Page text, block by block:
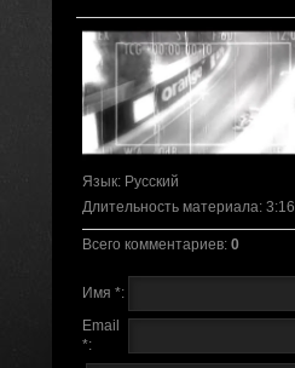
Язык: Русский
Длительность материала: 3:16
Всего комментариев: 0
Имя *:
Email
*: